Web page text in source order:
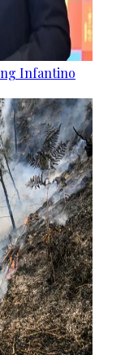
Infantino